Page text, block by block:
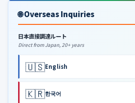
🌐 Overseas Inquiries
日本直接調達ルート
Direct from Japan, 20+ years
🇺🇸English
🇰🇷한국어